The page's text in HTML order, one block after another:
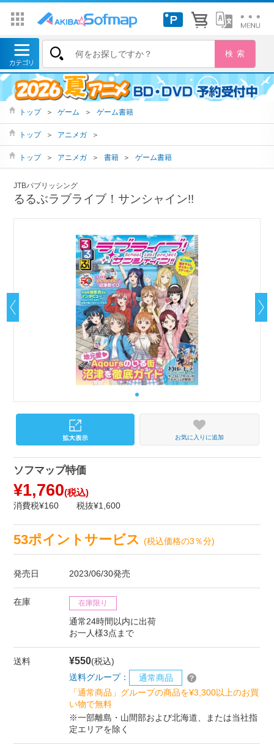
トップ ＞ ゲーム ＞ ゲーム書籍
トップ ＞ アニメガ ＞
トップ ＞ アニメガ ＞ 書籍 ＞ ゲーム書籍
JTBパブリッシング
るるぶラブライブ！サンシャイン!!
お気に入りに追加
ソフマップ特価
¥1,760(税込)
消費税¥160 税抜¥1,600
53ポイントサービス(税込価格の3％分)
発売日 2023/06/30発売
在庫 在庫限り
通常24時間以内に出荷
お一人様3点まで
送料 ¥550(税込)
送料グループ：
通常商品
「通常商品」グループの商品を¥3,300以上のお買
い物で無料
※一部離島・山間部および北海道、または当社指
定エリアを除く